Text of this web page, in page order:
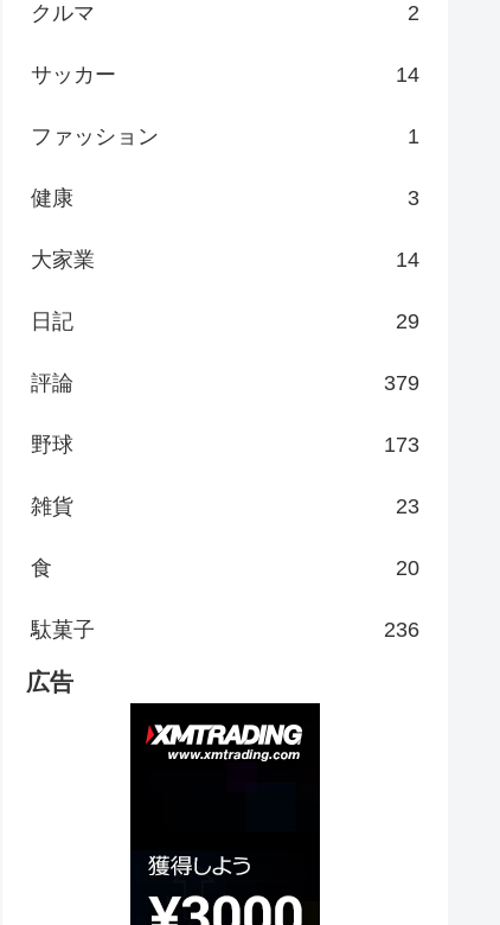
クルマ 2
サッカー 14
ファッション 1
健康 3
大家業 14
日記 29
評論 379
野球 173
雑貨 23
食 20
駄菓子 236
広告